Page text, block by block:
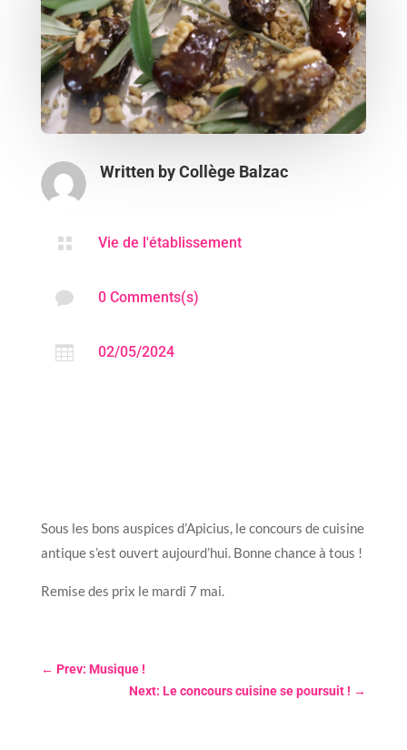
Written byCollège Balzac
 Vie de l'établissement
 0 Comments(s)
 02/05/2024
Sous les bons auspices d’Apicius, le concours de cuisine
antique s’est ouvert aujourd’hui. Bonne chance à tous !
Remise des prix le mardi 7 mai.
← Prev: Musique !
Next: Le concours cuisine se poursuit ! →